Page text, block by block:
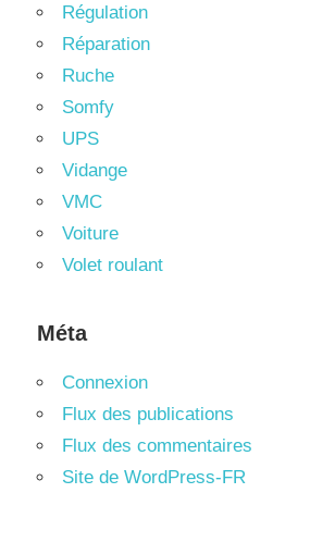
Régulation
Réparation
Ruche
Somfy
UPS
Vidange
VMC
Voiture
Volet roulant
Méta
Connexion
Flux des publications
Flux des commentaires
Site de WordPress-FR